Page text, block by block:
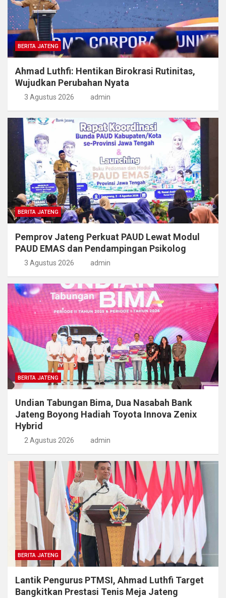
BERITA JATENG
Ahmad Luthfi: Hentikan Birokrasi Rutinitas,
Wujudkan Perubahan Nyata
3 Agustus 2026 admin
BERITA JATENG
Pemprov Jateng Perkuat PAUD Lewat Modul
PAUD EMAS dan Pendampingan Psikolog
3 Agustus 2026 admin
BERITA JATENG
Undian Tabungan Bima, Dua Nasabah Bank
Jateng Boyong Hadiah Toyota Innova Zenix
Hybrid
2 Agustus 2026 admin
BERITA JATENG
Lantik Pengurus PTMSI, Ahmad Luthfi Target
Bangkitkan Prestasi Tenis Meja Jateng